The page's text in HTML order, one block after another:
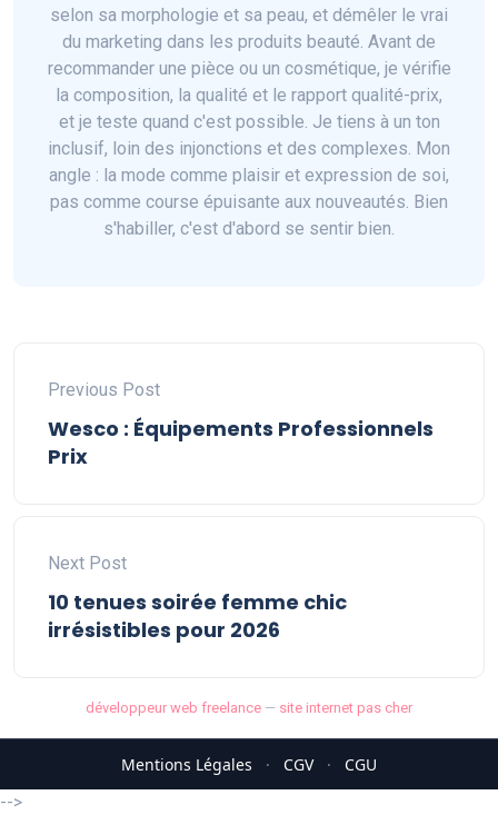
selon sa morphologie et sa peau, et démêler le vrai
du marketing dans les produits beauté. Avant de
recommander une pièce ou un cosmétique, je vérifie
la composition, la qualité et le rapport qualité-prix,
et je teste quand c'est possible. Je tiens à un ton
inclusif, loin des injonctions et des complexes. Mon
angle : la mode comme plaisir et expression de soi,
pas comme course épuisante aux nouveautés. Bien
s'habiller, c'est d'abord se sentir bien.
Previous Post
Wesco : Équipements Professionnels
Prix
Next Post
10 tenues soirée femme chic
irrésistibles pour 2026
développeur web freelance — site internet pas cher
Mentions Légales · CGV ·
CGU
-->